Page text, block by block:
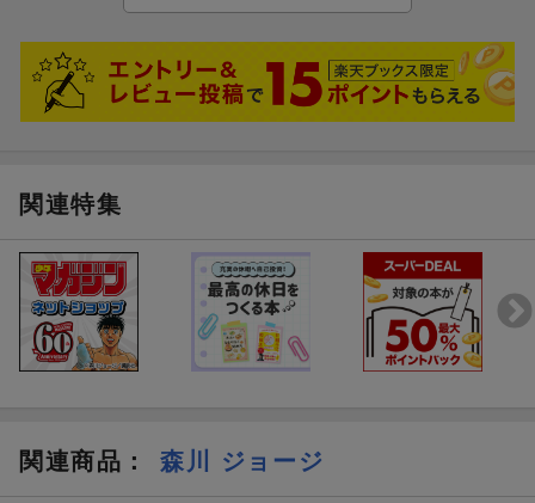
リングに復帰してくれないかなぁ、、、等と祈るばかりです。
等ともに、「無能」と出てくるのが一ファンとしては残念限り。
関連特集
関連商品 ： 森川 ジョージ